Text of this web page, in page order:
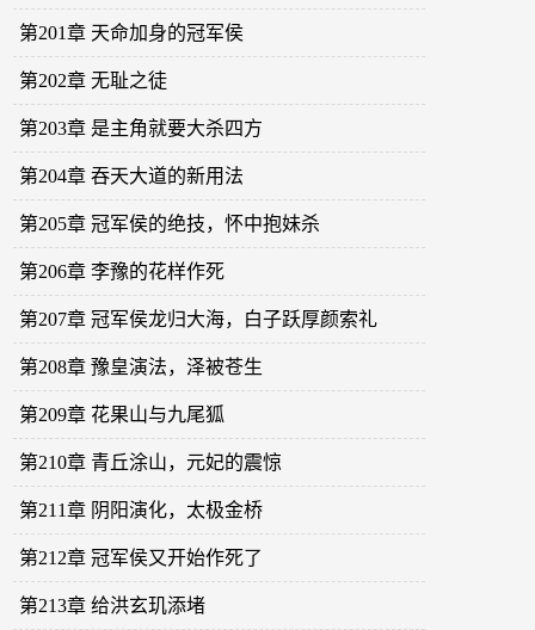
第201章 天命加身的冠军侯
第202章 无耻之徒
第203章 是主角就要大杀四方
第204章 吞天大道的新用法
第205章 冠军侯的绝技，怀中抱妹杀
第206章 李豫的花样作死
第207章 冠军侯龙归大海，白子跃厚颜索礼
第208章 豫皇演法，泽被苍生
第209章 花果山与九尾狐
第210章 青丘涂山，元妃的震惊
第211章 阴阳演化，太极金桥
第212章 冠军侯又开始作死了
第213章 给洪玄玑添堵